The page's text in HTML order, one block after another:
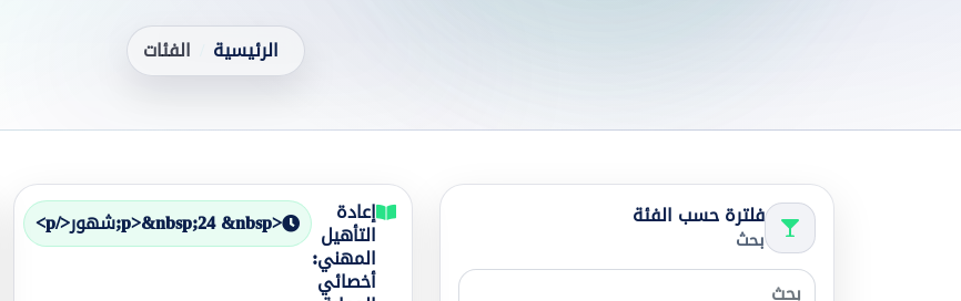
الرئيسية الفئات
فلترة حسب الفئة
بحث
إعادة
التأهيل
المهني:
أخصائي
<p>&nbsp;24 &nbsp;شهور</p>